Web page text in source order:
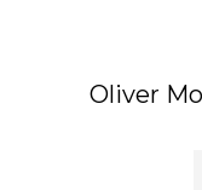
Oliver